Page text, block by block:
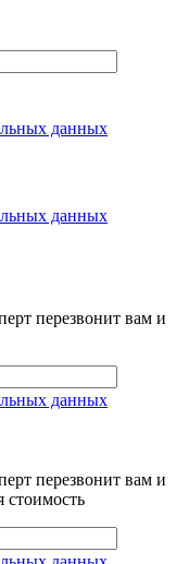
данных
данных
перезвонит вам и
данных
перезвонит вам и
стоимость